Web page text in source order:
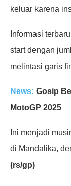
keluar karena
Informasi
start dengan
melintasi garis
News: Gosip
MotoGP 2025
Ini menjadi
di Mandalika,
(rs/gp)